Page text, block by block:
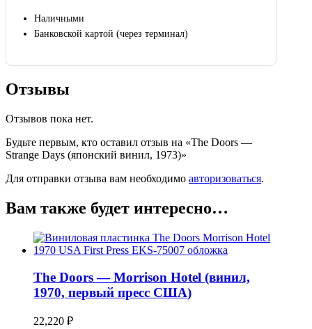
Наличными
Банковской картой (через терминал)
Отзывы
Отзывов пока нет.
Будьте первым, кто оставил отзыв на «The Doors —
Strange Days (японский винил, 1973)»
Для отправки отзыва вам необходимо авторизоваться.
Вам также будет интересно…
The Doors — Morrison Hotel (винил,
1970, первый пресс США)
22,220 ₽